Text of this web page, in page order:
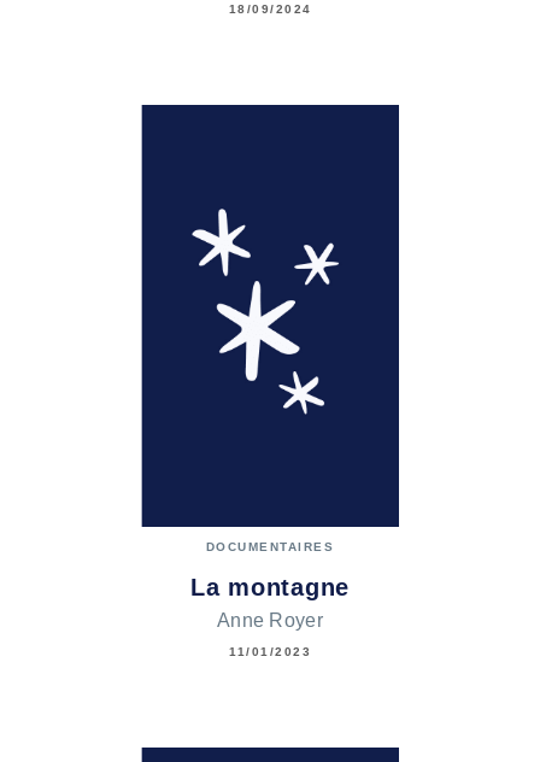
18/09/2024
DOCUMENTAIRES
La montagne
Anne Royer
11/01/2023